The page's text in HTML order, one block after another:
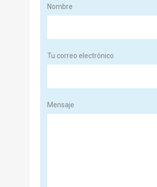
Nombre
Tu correo electrónico
Mensaje